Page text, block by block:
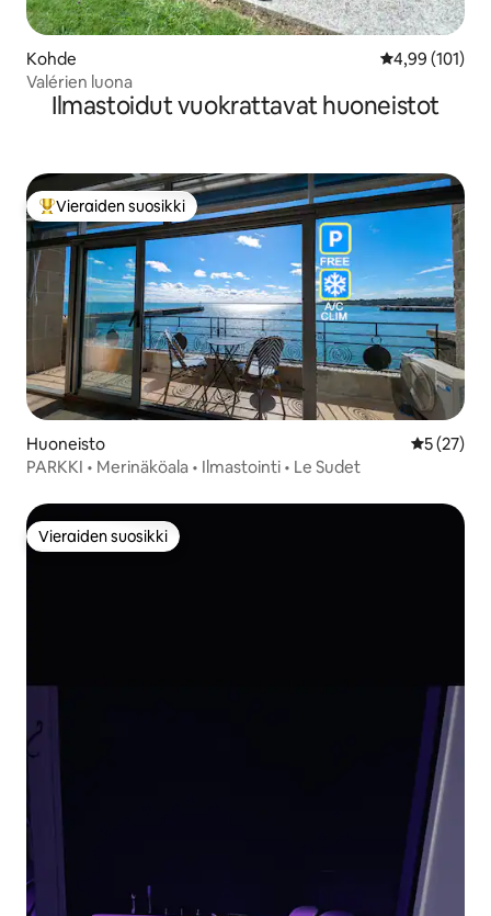
Kohde
4,99 (101)
Valérien luona
Ilmastoidut vuokrattavat huoneistot
Vieraiden suosikkien parhaimmistoa
Vieraiden suosikki
Huoneisto
5 (27)
PARKKI • Merinäköala • Ilmastointi • Le Sudet
Vieraiden suosikki
Vieraiden suosikki